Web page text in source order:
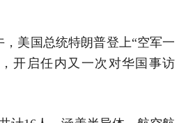
，美国总统特朗普登上“空军一
开启任内又一次对华国事访